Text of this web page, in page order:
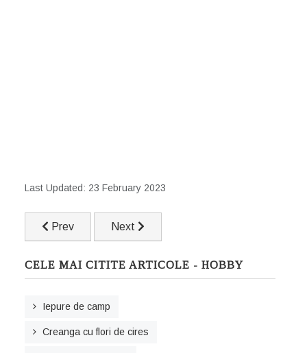
Last Updated: 23 February 2023
Previous article: Cum să faci un selfie perfect - Partea
Prev Next article: Cum să faci poze cu
Next
CELE MAI CITITE ARTICOLE - HOBBY
Iepure de camp
Creanga cu flori de cires